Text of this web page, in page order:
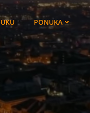
PONUKA